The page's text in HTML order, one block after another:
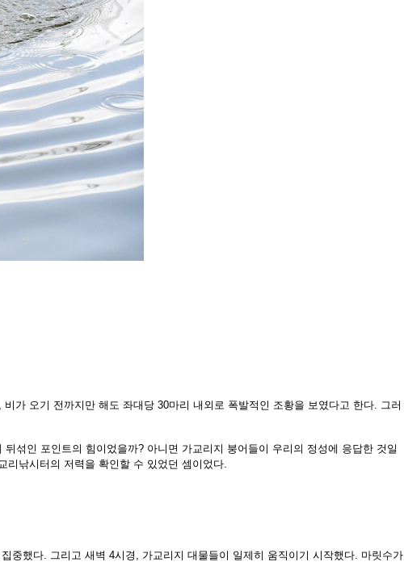
비가 오기 전까지만 해도 좌대당 30마리 내외로 폭발적인 조황을 보였다고 한다. 그러
뒤섞인 포인트의 힘이었을까? 아니면 가교리지 붕어들이 우리의 정성에 응답한 것일
리낚시터의 저력을 확인할 수 있었던 셈이었다.
중했다. 그리고 새벽 4시경, 가교리지 대물들이 일제히 움직이기 시작했다. 마릿수가